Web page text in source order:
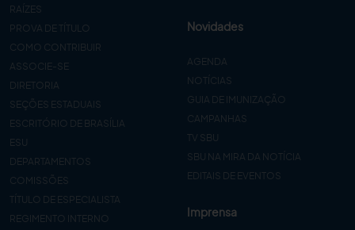
RAÍZES
PROVA DE TÍTULO
COMO CONTRIBUIR
ASSOCIE-SE
DIRETORIA
SEÇÕES ESTADUAIS
ESCRITÓRIO DE BRASÍLIA
ESU
DEPARTAMENTOS
COMISSÕES
TÍTULO DE ESPECIALISTA
REGIMENTO INTERNO
Novidades
AGENDA
NOTÍCIAS
GUIA DE IMUNIZAÇÃO
CAMPANHAS
TV SBU
SBU NA MIRA DA NOTÍCIA
EDITAIS DE EVENTOS
Imprensa